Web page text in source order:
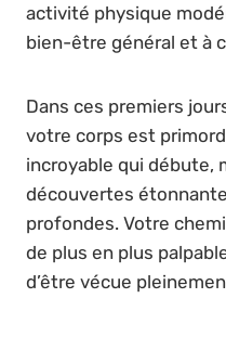
activité physique
bien-être général et à
Dans ces premiers
votre corps est
incroyable qui débute,
découvertes
profondes. Votre
de plus en plus
d’être vécue